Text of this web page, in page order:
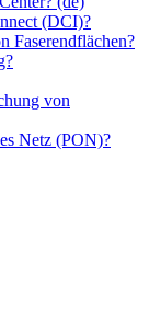
(DCI)?
Faserendflächen?
von
Netz (PON)?